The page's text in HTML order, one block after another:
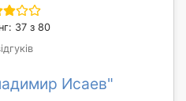
37 з 80
Исаев"